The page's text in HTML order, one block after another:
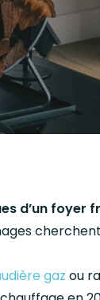
d’un foyer
gaz ou